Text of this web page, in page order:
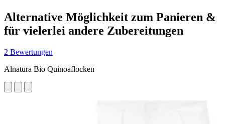
Alternative Möglichkeit zum Panieren &
für vielerlei andere Zubereitungen
2 Bewertungen
Alnatura Bio Quinoaflocken